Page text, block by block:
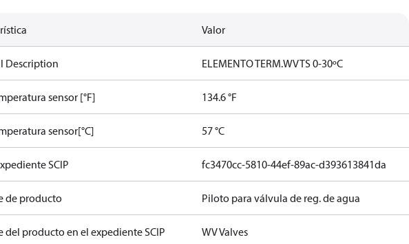
Valor
Description ELEMENTO TERM.WVTS 0-30ºC
sensor [°F] 134.6 °F
sensor[°C] 57 °C
SCIP fc3470cc-5810-44ef-89ac-d393613841da
de producto Piloto para válvula de reg. de agua
del producto en el expediente SCIP WV Valves